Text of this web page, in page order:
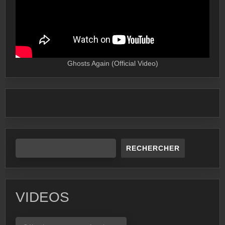
Ghosts Again (Official Video)
RECHERCHER
VIDEOS
VIDEOS